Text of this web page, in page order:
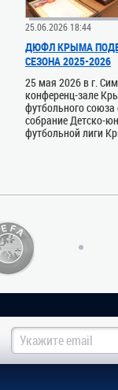
25.06.2026 18:44
ДЮФЛ КРЫМА
СЕЗОНА 2025-2026
25 мая 2026 в г.
конференц-зале
футбольного союза
собрание Детско-
футбольной лиги